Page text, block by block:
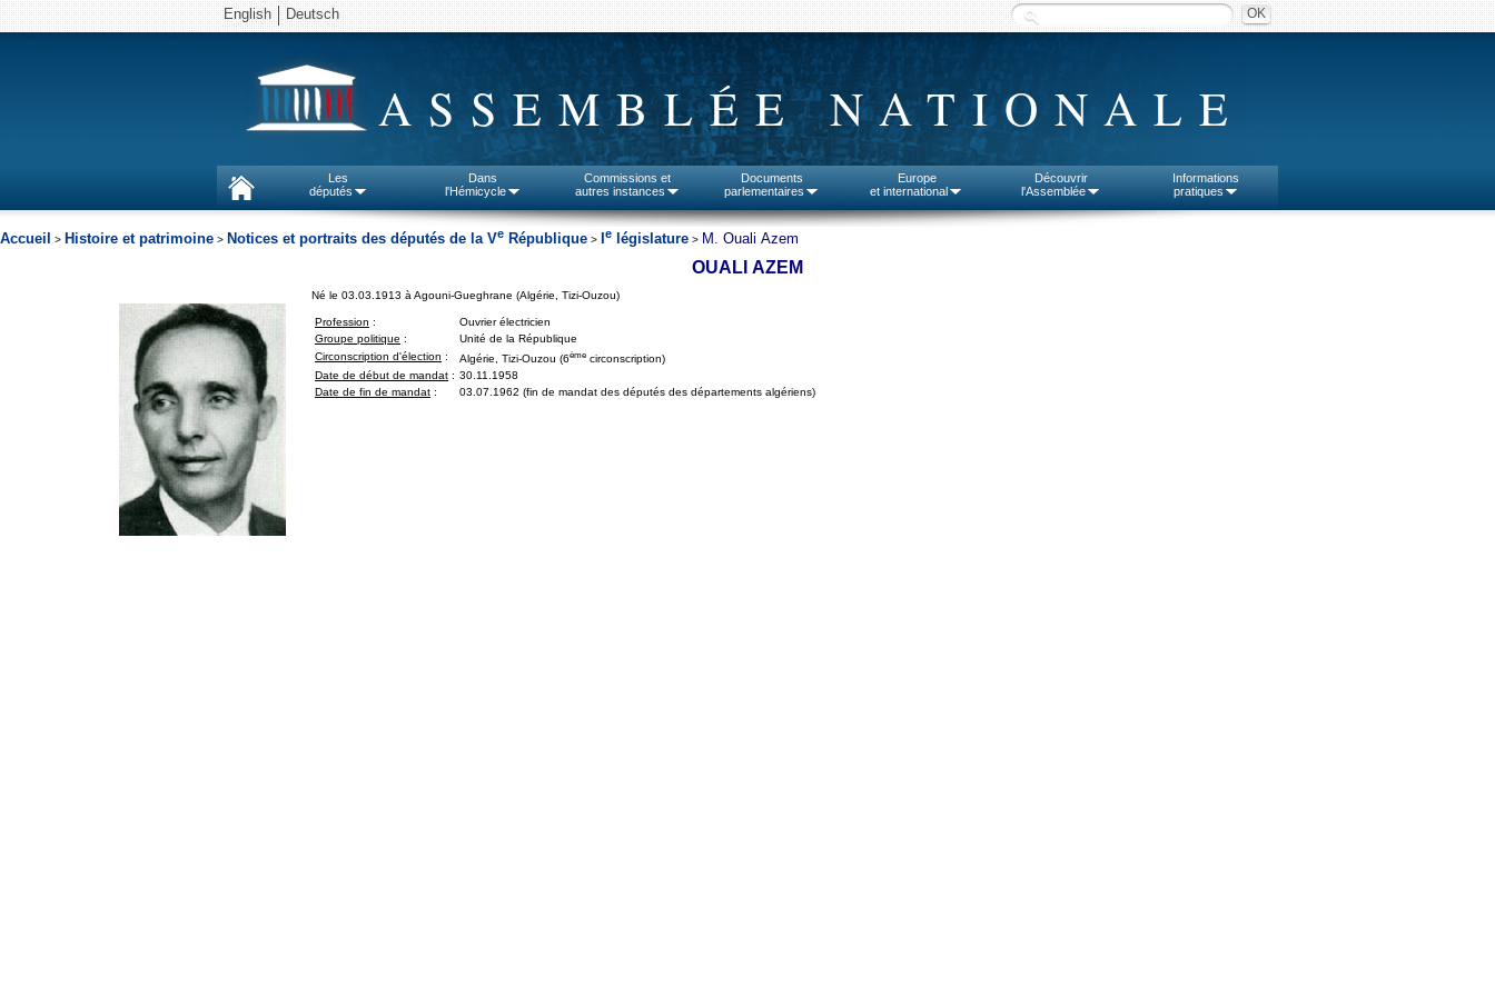
English Deutsch
ASSEMBLÉE NATIONALE
Les
députés
Dans
l'Hémicycle
Commissions et
autres instances
Documents
parlementaires
Europe
et international
Découvrir
l'Assemblée
Informations
pratiques
Accueil > Histoire et patrimoine > Notices et portraits des députés de la Ve République > e législature > M. Ouali Azem
OUALI AZEM
Né le 03.03.1913 à Agouni-Gueghrane (Algérie, Tizi-Ouzou)
Profession :
Ouvrier électricien
Groupe politique :
Unité de la République
Circonscription d'élection : Algérie, Tizi-Ouzou (6ème circonscription)
Date de début de mandat : 30.11.1958
Date de fin de mandat : 03.07.1962 (fin de mandat des députés des départements algériens)